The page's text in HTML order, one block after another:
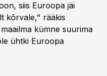
siis Euroopa jäi
kõrvale," rääkis
kümne suurima
ühtki Euroopa